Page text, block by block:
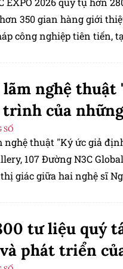
350 gian hàng giới
công nghiệp tiên tiến,
nghệ thuật
trình của
SỐ
nghệ thuật "Ký ức giả
107 Đường N3C
giác giữa hai nghệ sĩ
tư liệu quý
phát triển